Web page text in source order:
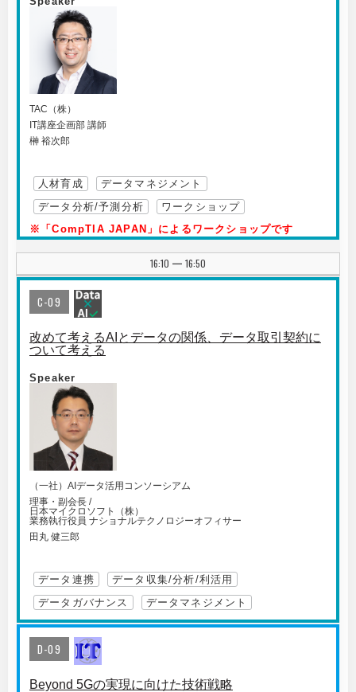
TAC（株）
IT講座企画部 講師
榊 裕次郎
人材育成
データマネジメント
データ分析/予測分析
ワークショップ
※「CompTIA JAPAN」によるワークショップです
16:10 | 16:50
C-09
改めて考えるAIとデータの関係、データ取引契約に
ついて考える
Speaker
（一社）AIデータ活用コンソーシアム
理事・副会長 /
日本マイクロソフト（株）
業務執行役員 ナショナルテクノロジーオフィサー
田丸 健三郎
データ連携
データ収集/分析/利活用
データガバナンス
データマネジメント
D-09
Beyond 5Gの実現に向けた技術戦略